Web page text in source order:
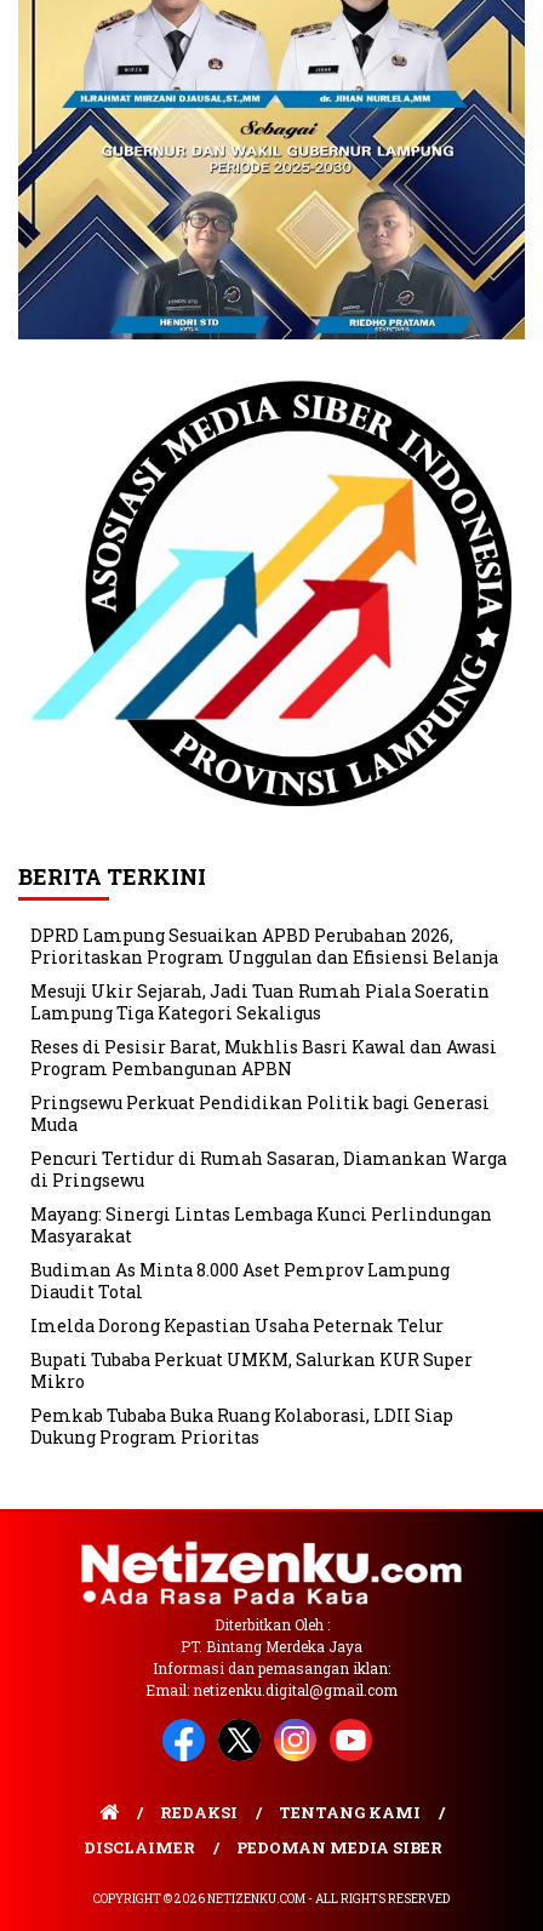
BERITA TERKINI
DPRD Lampung Sesuaikan APBD Perubahan 2026,
Prioritaskan Program Unggulan dan Efisiensi Belanja
Mesuji Ukir Sejarah, Jadi Tuan Rumah Piala Soeratin
Lampung Tiga Kategori Sekaligus
Reses di Pesisir Barat, Mukhlis Basri Kawal dan Awasi
Program Pembangunan APBN
Pringsewu Perkuat Pendidikan Politik bagi Generasi
Muda
Pencuri Tertidur di Rumah Sasaran, Diamankan Warga
di Pringsewu
Mayang: Sinergi Lintas Lembaga Kunci Perlindungan
Masyarakat
Budiman As Minta 8.000 Aset Pemprov Lampung
Diaudit Total
Imelda Dorong Kepastian Usaha Peternak Telur
Bupati Tubaba Perkuat UMKM, Salurkan KUR Super
Mikro
Pemkab Tubaba Buka Ruang Kolaborasi, LDII Siap
Dukung Program Prioritas
Diterbitkan Oleh :
PT. Bintang Merdeka Jaya
Informasi dan pemasangan iklan:
Email: netizenku.digital@gmail.com
REDAKSI
TENTANG KAMI
DISCLAIMER
PEDOMAN MEDIA SIBER
COPYRIGHT © 2026 NETIZENKU.COM - ALL RIGHTS RESERVED